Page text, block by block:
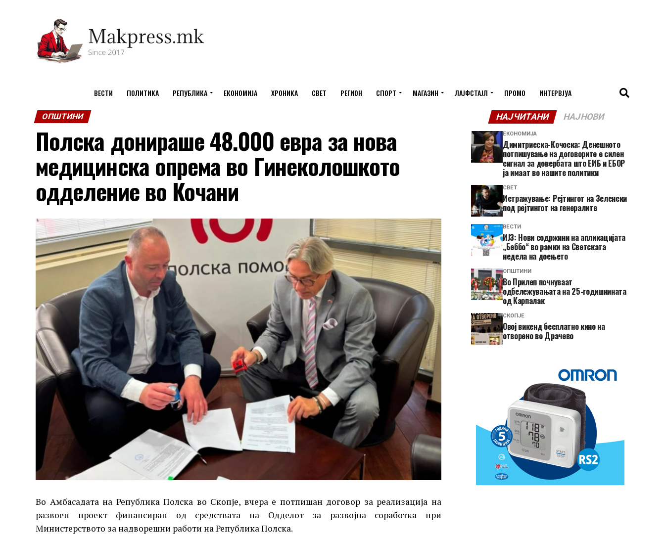
ВЕСТИ ПОЛИТИКА РЕПУБЛИКА ЕКОНОМИЈА ХРОНИКА СВЕТ РЕГИОН СПОРТ МАГАЗИН ЛАЈФСТАЈЛ ПРОМО ИНТЕРВЈУА
ОПШТИНИ
Полска донираше 48.000 евра за нова
медицинска опрема во Гинеколошкото
одделение во Кочани
Во Амбасадата на Република Полска во Скопје, вчера е потпишан договор за реализација на
развоен проект финансиран од средствата на Одделот за развојна соработка при
Министерството за надворешни работи на Република Полска.
НАЈЧИТАНИ НАЈНОВИ
ЕКОНОМИЈА
Димитриеска-Кочоска: Денешното
потпишување на договорите е силен
сигнал за довербата што ЕИБ и ЕБОР
ја имаат во нашите политики
СВЕТ
Истражување: Рејтингот на Зеленски
под рејтингот на генералите
ВЕСТИ
ИЈЗ: Нови содржини на апликацијата
„Беббо“ во рамки на Светската
недела на доењето
ОПШТИНИ
Во Прилеп почнуваат
одбележувањата на 25-годишнината
од Карпалак
СКОПЈЕ
​Овој викенд бесплатно кино на
отворено во Драчево